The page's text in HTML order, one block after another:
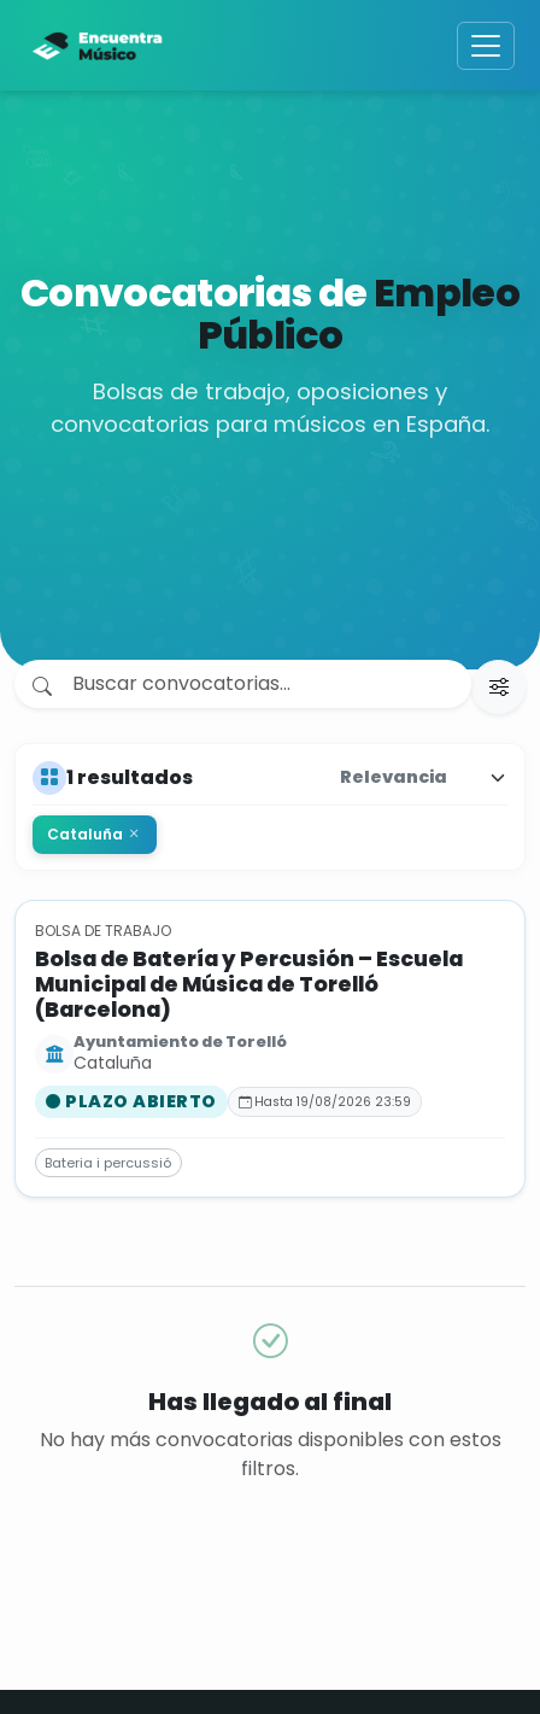
Convocatorias deEmpleo
Público
Bolsas de trabajo, oposiciones y
convocatorias para músicos en España.
1 resultados
Cataluña
BOLSA DE TRABAJO
Bolsa de Batería y Percusión – Escuela
Municipal de Música de Torelló
(Barcelona)
Ayuntamiento de Torelló
Cataluña
PLAZO ABIERTO
Hasta 19/08/2026 23:59
Bateria i percussió
Has llegado al final
No hay más convocatorias disponibles con estos
filtros.